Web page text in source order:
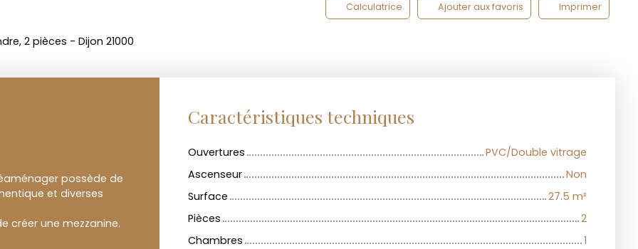
Calculatrice Ajouter aux favoris Imprimer
2 pièces - Dijon 21000
possède de
et diverses
créer une mezzanine.
Caractéristiques techniques
Ouvertures
PVC/Double vitrage
Ascenseur
Non
Surface
27.5 m²
Pièces
2
Chambres
1